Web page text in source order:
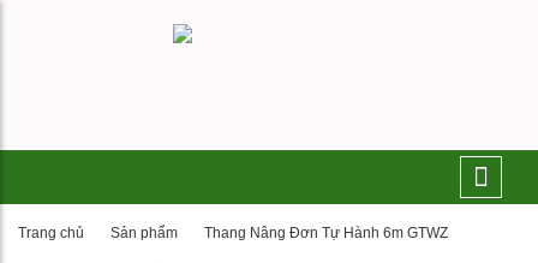
Trang chủ Sản phẩm Thang Nâng Đơn Tự Hành 6m GTWZ